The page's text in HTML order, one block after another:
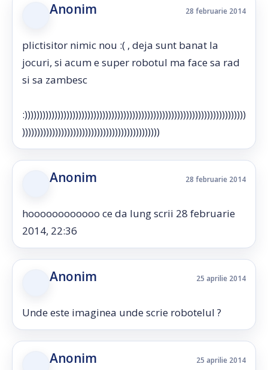
Anonim 28 februarie 2014
plictisitor nimic nou :( , deja sunt banat la
jocuri, si acum e super robotul ma face sa rad
si sa zambesc
:))))))))))))))))))))))))))))))))))))))))))))))))))))))))))))))))))))))))))
))))))))))))))))))))))))))))))))))))))))))))))
Anonim 28 februarie 2014
hoooooooooooo ce da lung scrii 28 februarie
2014, 22:36
Anonim 25 aprilie 2014
Unde este imaginea unde scrie robotelul ?
Anonim 25 aprilie 2014